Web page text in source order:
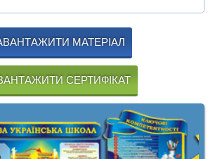
МАТЕРІАЛ
СЕРТИФІКАТ